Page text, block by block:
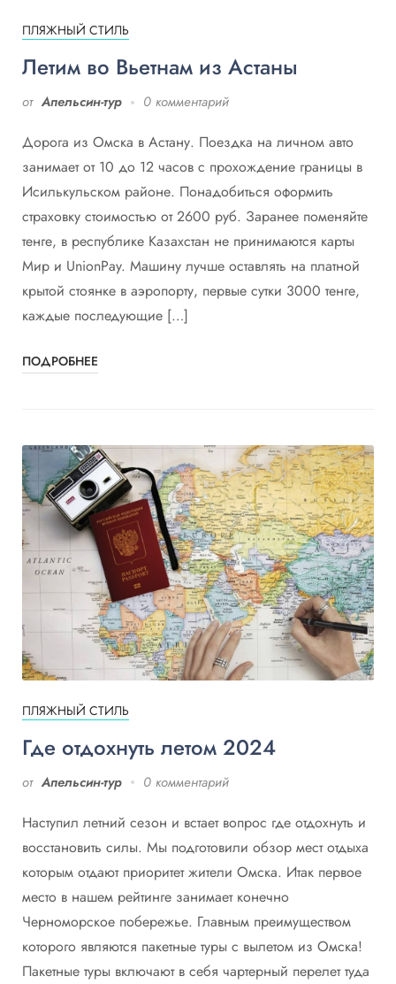
ПЛЯЖНЫЙ СТИЛЬ
Летим во Вьетнам из Астаны
от Апельсин-тур 0 комментарий
Дорога из Омска в Астану. Поездка на личном авто
занимает от 10 до 12 часов с прохождение границы в
Исилькульском районе. Понадобиться оформить
страховку стоимостью от 2600 руб. Заранее поменяйте
тенге, в республике Казахстан не принимаются карты
Мир и UnionPay. Машину лучше оставлять на платной
крытой стоянке в аэропорту, первые сутки 3000 тенге,
каждые последующие […]
ПОДРОБНЕЕ
ПЛЯЖНЫЙ СТИЛЬ
Где отдохнуть летом 2024
от Апельсин-тур 0 комментарий
Наступил летний сезон и встает вопрос где отдохнуть и
восстановить силы. Мы подготовили обзор мест отдыха
которым отдают приоритет жители Омска. Итак первое
место в нашем рейтинге занимает конечно
Черноморское побережье. Главным преимуществом
которого являются пакетные туры с вылетом из Омска!
Пакетные туры включают в себя чартерный перелет туда